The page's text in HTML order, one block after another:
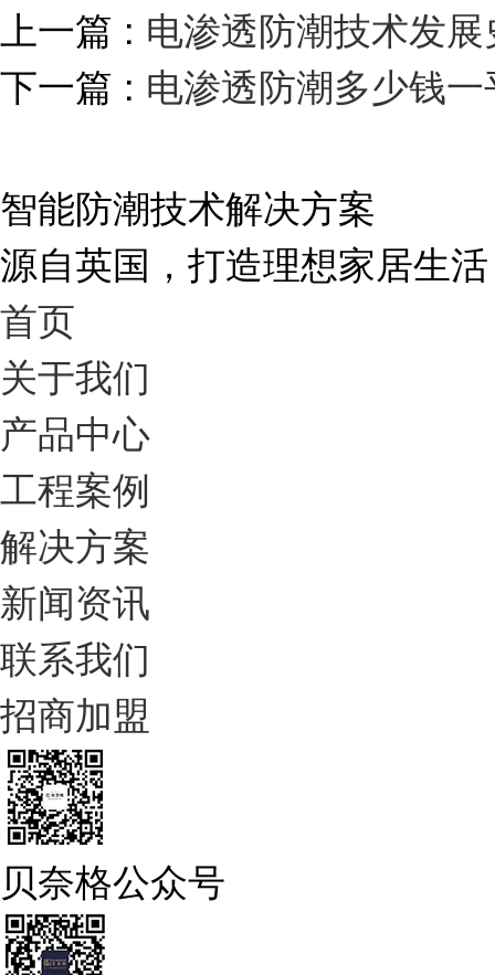
上一篇 : 电渗透防潮技术发展
下一篇 : 电渗透防潮多少钱
智能防潮技术解决方案
源自英国，打造理想家居生活
首页
关于我们
产品中心
工程案例
解决方案
新闻资讯
联系我们
招商加盟
贝奈格公众号